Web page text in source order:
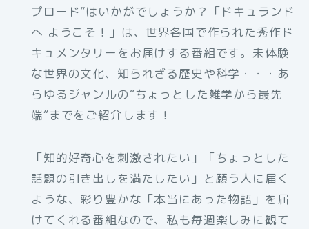
プロード”はいかがでしょうか？「ドキュランド
へ ようこそ！」は、世界各国で作られた秀作ド
キュメンタリーをお届けする番組です。未体験
な世界の文化、知られざる歴史や科学・・・あ
らゆるジャンルの“ちょっとした雑学から最先
端“までをご紹介します！
「知的好奇心を刺激されたい」「ちょっとした
話題の引き出しを満たしたい」と願う人に届く
ような、彩り豊かな「本当にあった物語」を届
けてくれる番組なので、私も毎週楽しみに観て